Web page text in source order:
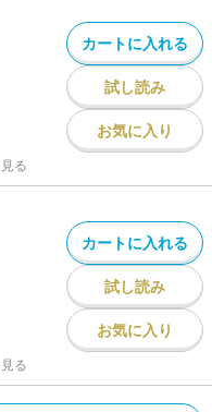
カートに入れる
試し読み
お気に入り
る
カートに入れる
試し読み
お気に入り
る